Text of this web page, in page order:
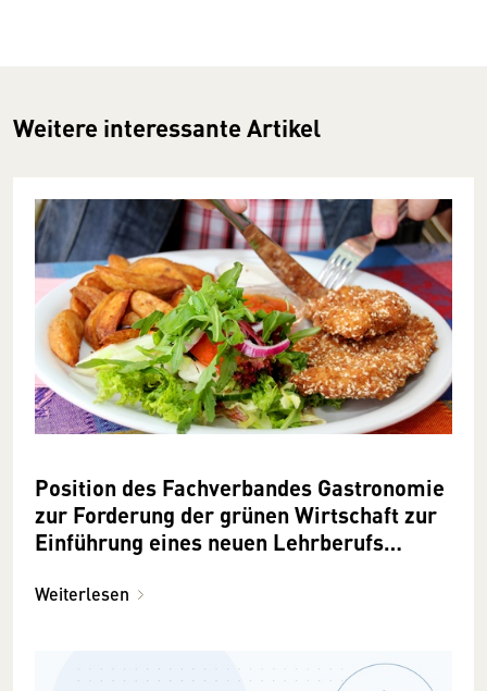
Weitere interessante Artikel
Position des Fachverbandes Gastronomie
zur Forderung der grünen Wirtschaft zur
Einführung eines neuen Lehrberufs
Weiterlesen